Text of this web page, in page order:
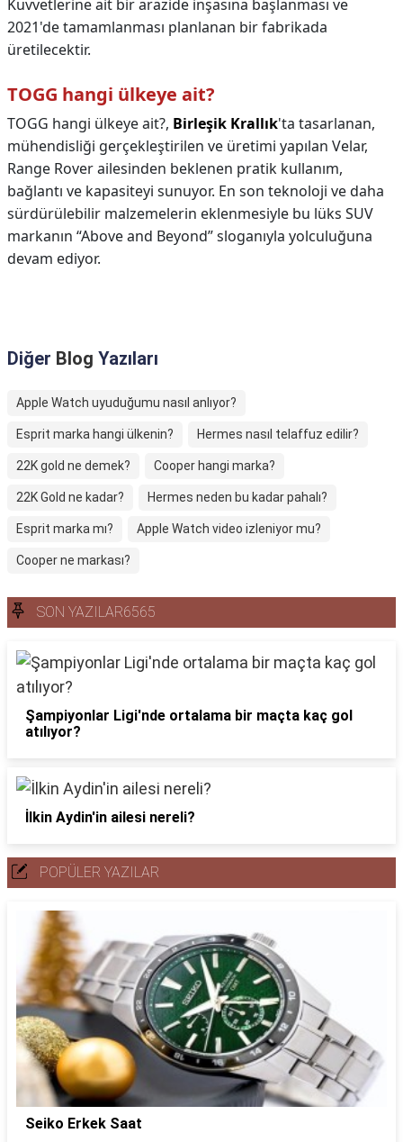
Kuvvetlerine ait bir arazide inşasına başlanması ve
2021'de tamamlanması planlanan bir fabrikada
üretilecektir.
TOGG hangi ülkeye ait?
TOGG hangi ülkeye ait?, Birleşik Krallık'ta tasarlanan,
mühendisliği gerçekleştirilen ve üretimi yapılan Velar,
Range Rover ailesinden beklenen pratik kullanım,
bağlantı ve kapasiteyi sunuyor. En son teknoloji ve daha
sürdürülebilir malzemelerin eklenmesiyle bu lüks SUV
markanın “Above and Beyond” sloganıyla yolculuğuna
devam ediyor.
Diğer Blog Yazıları
Apple Watch uyuduğumu nasıl anlıyor?
Esprit marka hangi ülkenin? Hermes nasıl telaffuz edilir?
22K gold ne demek? Cooper hangi marka?
22K Gold ne kadar? Hermes neden bu kadar pahalı?
Esprit marka mı? Apple Watch video izleniyor mu?
Cooper ne markası?
SON YAZILAR6565
Şampiyonlar Ligi'nde ortalama bir maçta kaç gol
atılıyor?
İlkin Aydin'in ailesi nereli?
POPÜLER YAZILAR
Seiko Erkek Saat